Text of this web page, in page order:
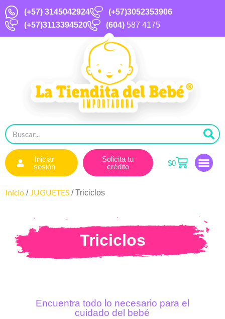
(+57) 3145042924
(+57)3052353906
(+57)3113394520
(604) 587 4175
Iniciar
sesión
Solicita tu
crédito
$0
Inicio / JUGUETES / Triciclos
Triciclos
Encuentra todo lo necesario para el
cuidado del bebé